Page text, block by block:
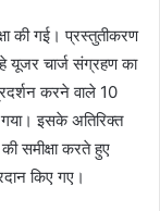
की गई। प्रस्तुतीकरण
यूजर चार्ज संग्रहण का
करने वाले 10
गया। इसके अतिरिक्त
समीक्षा करते हुए
किए गए।